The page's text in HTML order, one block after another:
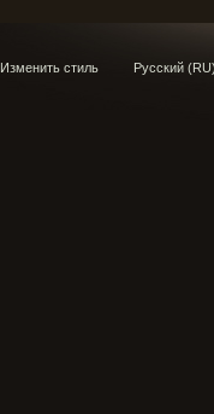
Изменить стиль Русский